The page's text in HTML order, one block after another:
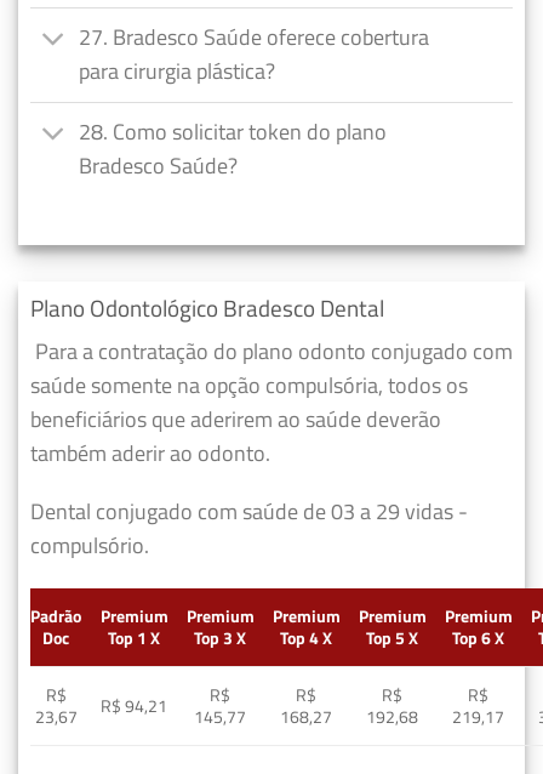
27. Bradesco Saúde oferece cobertura
para cirurgia plástica?
28. Como solicitar token do plano
Bradesco Saúde?
Plano Odontológico Bradesco Dental
Para a contratação do plano odonto conjugado com
saúde somente na opção compulsória, todos os
beneficiários que aderirem ao saúde deverão
também aderir ao odonto.
Dental conjugado com saúde de 03 a 29 vidas -
compulsório.
Padrão
Doc
Premium
Top 1 X
Premium
Top 3 X
Premium
Top 4 X
Premium
Top 5 X
Premium
Top 6 X
R$
23,67
R$ 94,21
R$
145,77
R$
168,27
R$
192,68
R$
219,17